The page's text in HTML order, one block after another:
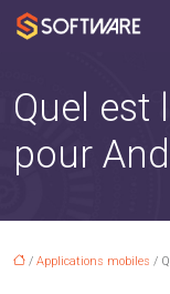
Quel est
pour
/ Applications mobiles /